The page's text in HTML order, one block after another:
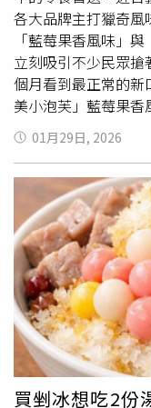
各大品牌主打獵奇
「藍莓果香風味」
立刻吸引不少民眾
個月看到最正常的
美小泡芙」藍莓果
又以「藍莓」風味
就能聞到濃郁的藍
比草莓口味多了一
顧客味蕾，因此大
一點而已！」相關
得：「藍莓口味真
口味參戰，冰冷凍
到立刻打開吃，藍
去買」。不過也有
貨」、「目前好像
甜甜的藍莓味」、
通路暫時還沒看到」
品和部分零食品牌新
01月29日, 2026
買剉冰想吃2份